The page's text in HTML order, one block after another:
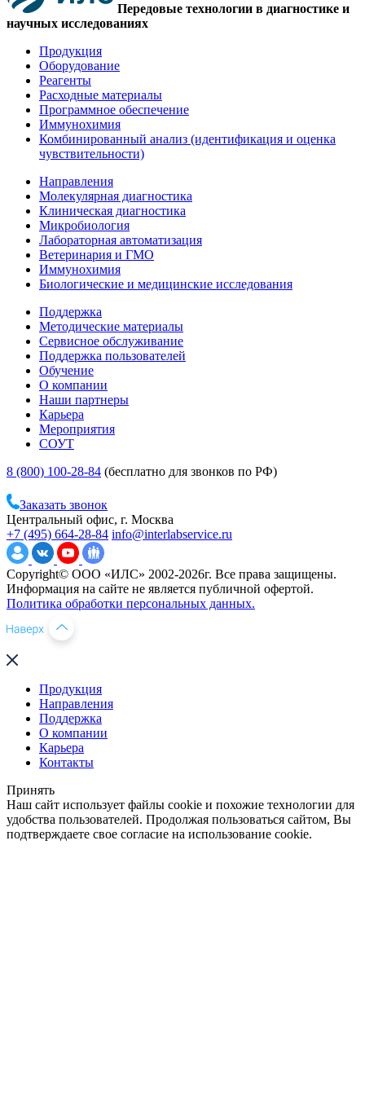
Передовые технологии в диагностике и
научных исследованиях
Продукция
Оборудование
Реагенты
Расходные материалы
Программное обеспечение
Иммунохимия
Комбинированный анализ (идентификация и оценка
чувствительности)
Направления
Молекулярная диагностика
Клиническая диагностика
Микробиология
Лабораторная автоматизация
Ветеринария и ГМО
Иммунохимия
Биологические и медицинские исследования
Поддержка
Методические материалы
Сервисное обслуживание
Поддержка пользователей
Обучение
О компании
Наши партнеры
Карьера
Мероприятия
СОУТ
8 (800) 100-28-84 (бесплатно для звонков по РФ)
Заказать звонок
Центральный офис, г. Москва
+7 (495) 664-28-84 info@interlabservice.ru
Copyright© ООО «ИЛС» 2002-2026г. Все права защищены.
Информация на сайте не является публичной офертой.
Политика обработки персональных данных.
Продукция
Направления
Поддержка
О компании
Карьера
Контакты
Принять
Наш сайт использует файлы cookie и похожие технологии для
удобства пользователей. Продолжая пользоваться сайтом, Вы
подтверждаете свое согласие на использование cookie.